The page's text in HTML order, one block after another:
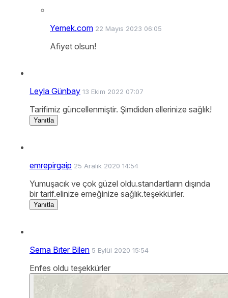
Yemek.com 22 Mayıs 2023 06:05
Afiyet olsun!
Leyla Günbay 13 Ekim 2022 07:07
Tarifimiz güncellenmiştir. Şimdiden ellerinize sağlık!
Yanıtla
emrepirgaip 25 Aralık 2020 14:54
Yumuşacık ve çok güzel oldu.standartların dışında
bir tarif.elinize emeğinize sağlık.teşekkürler.
Yanıtla
Sema Bıter Bilen 5 Eylül 2020 15:54
Enfes oldu teşekkürler